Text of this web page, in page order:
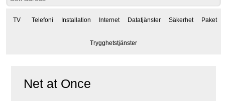
TV Telefoni Installation Internet Datatjänster Säkerhet Paket
Trygghetstjänster
Net at Once